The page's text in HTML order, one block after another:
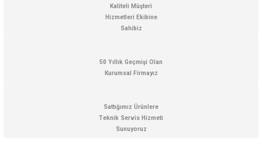
Kaliteli Müşteri
Hizmetleri Ekibine
Sahibiz
50 Yıllık Geçmişi Olan
Kurumsal Firmayız
Sattığımız Ürünlere
Teknik Servis Hizmeti
Sunuyoruz